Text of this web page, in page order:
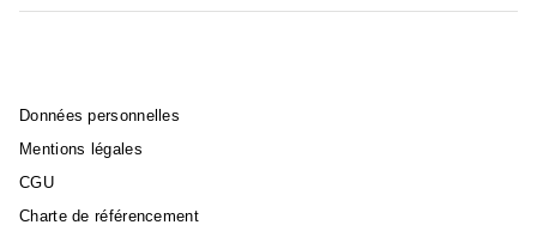
Données personnelles
Mentions légales
CGU
Charte de référencement